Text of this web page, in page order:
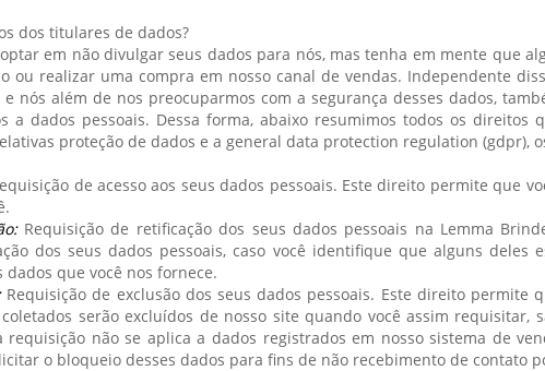
dos titulares de dados?
em não divulgar seus dados para nós, mas tenha em mente que
ou realizar uma compra em nosso canal de vendas. Independente
e nós além de nos preocuparmos com a segurança desses dados,
a dados pessoais. Dessa forma, abaixo resumimos todos os
proteção de dados e a general data protection regulation (gdpr),
de acesso aos seus dados pessoais. Este direito permite que
Requisição de retificação dos seus dados pessoais na Lemma
dos seus dados pessoais, caso você identifique que alguns
que você nos fornece.
Requisição de exclusão dos seus dados pessoais. Este direito permite
serão excluídos de nosso site quando você assim
requisição não se aplica a dados registrados em nosso sistema de
o bloqueio desses dados para fins de não recebimento de contato